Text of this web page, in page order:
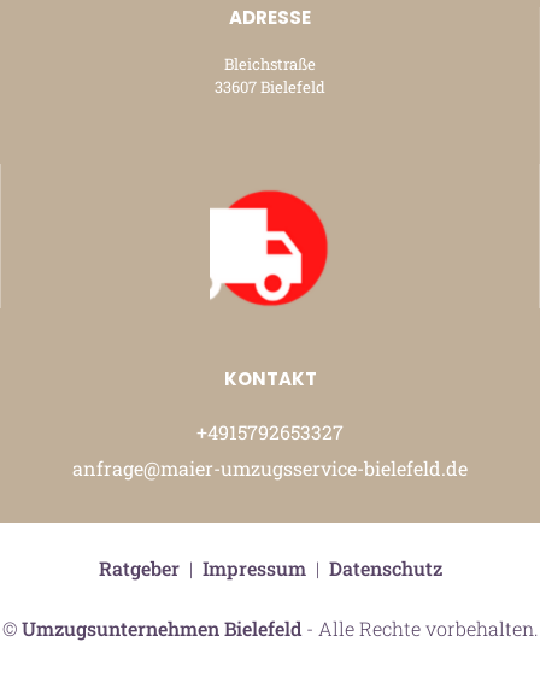
ADRESSE
Bleichstraße
33607 Bielefeld
KONTAKT
+4915792653327
anfrage@maier-umzugsservice-bielefeld.de
©Umzugsunternehmen Bielefeld- Alle Rechte vorbehalten.
Ratgeber| Impressum| Datenschutz